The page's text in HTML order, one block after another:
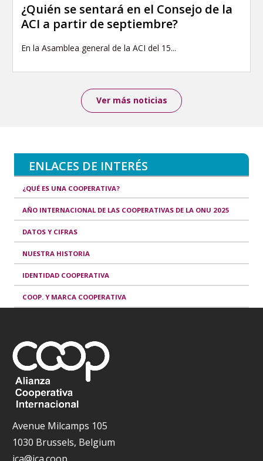
¿Quién se sentará en el Consejo de la
ACI a partir de septiembre?
En la Asamblea general de la ACI del 15...
Ver más noticias
ENLACES DE INTERÉS
¿QUÉ ES UNA COOPERATIVA?
AÑO INTERNACIONAL DE LAS COOPERATIVAS DE LA ONU 2025
DATOS Y CIFRAS
NUESTRA HISTORIA
IDENTIDAD COOPERATIVA
COOP. Y MARCA COOPERATIVA
Avenue Milcamps 105
1030 Brussels, Belgium